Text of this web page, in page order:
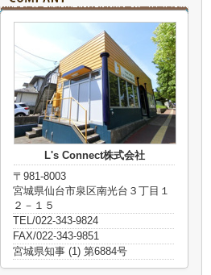
L's Connect株式会社
〒981-8003
宮城県仙台市泉区南光台３丁目１
２－１５
TEL/022-343-9824
FAX/022-343-9851
宮城県知事 (1) 第6884号